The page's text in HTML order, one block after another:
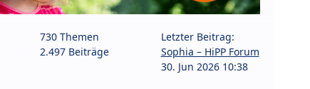
730 Themen
2.497 Beiträge
Letzter Beitrag:
Sophia – HiPP Forum
30. Jun 2026 10:38